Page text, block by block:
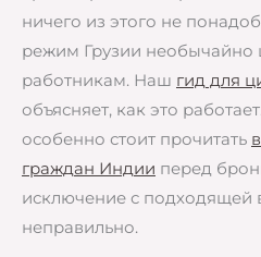
ничего из этого не
режим Грузии
работникам. Наш гид для
объясняет, как это
особенно стоит прочитать
граждан Индии перед
исключение с подходящей
неправильно.